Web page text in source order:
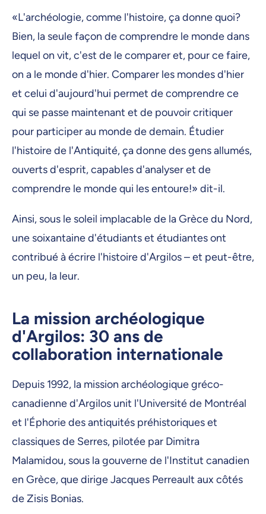
«L'archéologie, comme l'histoire, ça donne quoi?
Bien, la seule façon de comprendre le monde dans
lequel on vit, c'est de le comparer et, pour ce faire,
on a le monde d'hier. Comparer les mondes d'hier
et celui d'aujourd'hui permet de comprendre ce
qui se passe maintenant et de pouvoir critiquer
pour participer au monde de demain. Étudier
l'histoire de l'Antiquité, ça donne des gens allumés,
ouverts d'esprit, capables d'analyser et de
comprendre le monde qui les entoure!» dit-il.
Ainsi, sous le soleil implacable de la Grèce du Nord,
une soixantaine d'étudiants et étudiantes ont
contribué à écrire l'histoire d'Argilos – et peut-être,
un peu, la leur.
La mission archéologique
d'Argilos: 30 ans de
collaboration internationale
Depuis 1992, la mission archéologique gréco-
canadienne d'Argilos unit l'Université de Montréal
et l'Éphorie des antiquités préhistoriques et
classiques de Serres, pilotée par Dimitra
Malamidou, sous la gouverne de l'Institut canadien
en Grèce, que dirige Jacques Perreault aux côtés
de Zisis Bonias.